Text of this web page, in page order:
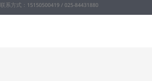
联系方式：15150500419 / 025-84431880